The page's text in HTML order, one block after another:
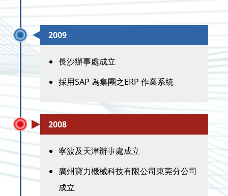
2009
長沙辦事處成立
採用SAP 為集團之ERP 作業系統
2008
寧波及天津辦事處成立
廣州寶力機械科技有限公司東莞分公司
成立